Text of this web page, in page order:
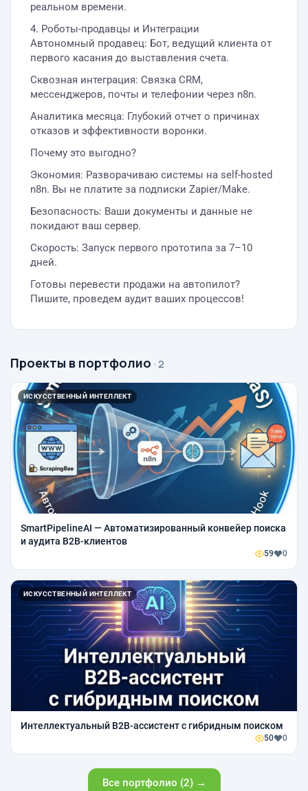
реальном времени.
4. Роботы-продавцы и Интеграции
Автономный продавец: Бот, ведущий клиента от
первого касания до выставления счета.
Сквозная интеграция: Связка CRM,
мессенджеров, почты и телефонии через n8n.
Аналитика месяца: Глубокий отчет о причинах
отказов и эффективности воронки.
Почему это выгодно?
Экономия: Разворачиваю системы на self-hosted
n8n. Вы не платите за подписки Zapier/Make.
Безопасность: Ваши документы и данные не
покидают ваш сервер.
Скорость: Запуск первого прототипа за 7–10
дней.
Готовы перевести продажи на автопилот?
Пишите, проведем аудит ваших процессов!
Проекты в портфолио · 2
ИСКУССТВЕННЫЙ ИНТЕЛЛЕКТ
SmartPipelineAI — Автоматизированный конвейер поиска
и аудита B2B-клиентов
59 0
ИСКУССТВЕННЫЙ ИНТЕЛЛЕКТ
Интеллектуальный B2B-ассистент с гибридным поиском
50 0
Все портфолио (2) →